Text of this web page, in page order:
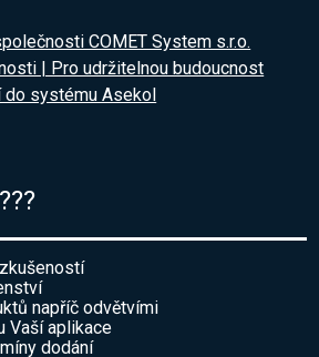
COMET System s.r.o.
| Pro udržitelnou budoucnost
do systému Asekol
napříč odvětvími
Vaší aplikace
dodání